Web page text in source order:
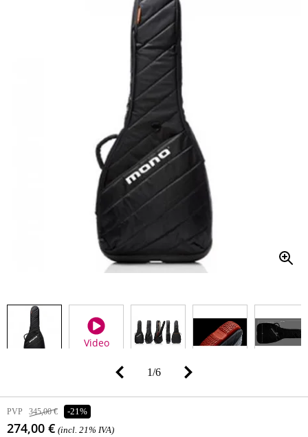
Video
1/6
PVP 345,00 € -21%
274,00 € (incl. 21% IVA)